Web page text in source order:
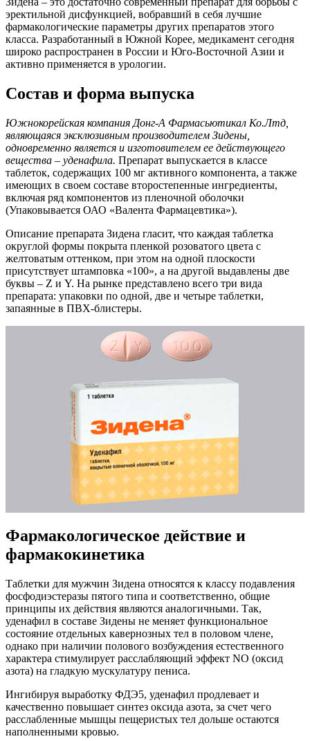
эректильной дисфункцией, вобравший в себя лучшие
фармакологические параметры других препаратов этого
класса. Разработанный в Южной Корее, медикамент сегодня
широко распространен в России и Юго-Восточной Азии и
активно применяется в урологии.
Состав и форма выпуска
Южнокорейская компания Донг-А Фармасьютикал Ко.Лтд,
являющаяся эксклюзивным производителем Зидены,
одновременно является и изготовителем ее действующего
вещества – уденафила. Препарат выпускается в классе
таблеток, содержащих 100 мг активного компонента, а также
имеющих в своем составе второстепенные ингредиенты,
включая ряд компонентов из пленочной оболочки
(Упаковывается ОАО «Валента Фармацевтика»).
Описание препарата Зидена гласит, что каждая таблетка
округлой формы покрыта пленкой розоватого цвета с
желтоватым оттенком, при этом на одной плоскости
присутствует штамповка «100», а на другой выдавлены две
буквы – Z и Y. На рынке представлено всего три вида
препарата: упаковки по одной, две и четыре таблетки,
запаянные в ПВХ-блистеры.
Фармакологическое действие и
фармакокинетика
Таблетки для мужчин Зидена относятся к классу подавления
фосфодиэстеразы пятого типа и соответственно, общие
принципы их действия являются аналогичными. Так,
уденафил в составе Зидены не меняет функциональное
состояние отдельных кавернозных тел в половом члене,
однако при наличии полового возбуждения естественного
характера стимулирует расслабляющий эффект NO (оксид
азота) на гладкую мускулатуру пениса.
Ингибируя выработку ФДЭ5, уденафил продлевает и
качественно повышает синтез оксида азота, за счет чего
расслабленные мышцы пещеристых тел дольше остаются
наполненными кровью.